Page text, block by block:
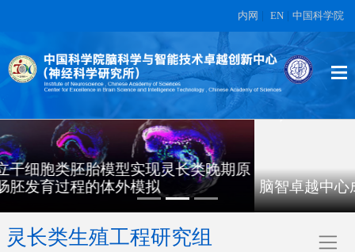
内网 EN 中国科学院
脑智卓越中心成功获得健康存活的体细胞克隆恒河猴
灵长类生殖工程研究组